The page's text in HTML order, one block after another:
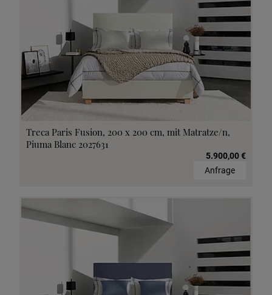
Treca Paris Fusion, 200 x 200 cm, mit Matratze/n,
Piuma Blanc 2027631
5.900,00 €
Anfrage